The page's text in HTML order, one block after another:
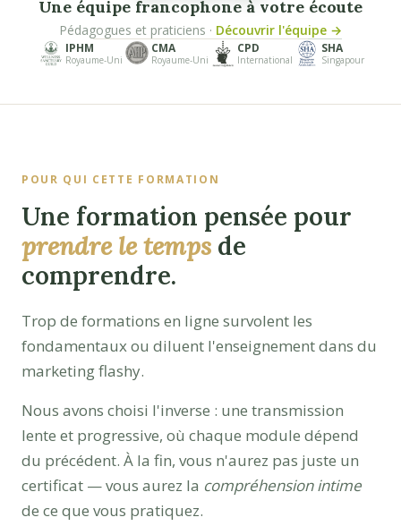
Une équipe francophone à votre écoute
Pédagogues et praticiens · Découvrir l'équipe →
IPHM
Royaume-Uni
CMA
Royaume-Uni
CPD
International
SHA
Singapour
POUR QUI CETTE FORMATION
Une formation pensée pour
prendre le temps de
comprendre.
Trop de formations en ligne survolent les
fondamentaux ou diluent l'enseignement dans du
marketing flashy.
Nous avons choisi l'inverse : une transmission
lente et progressive, où chaque module dépend
du précédent. À la fin, vous n'aurez pas juste un
certificat — vous aurez la compréhension intime
de ce que vous pratiquez.